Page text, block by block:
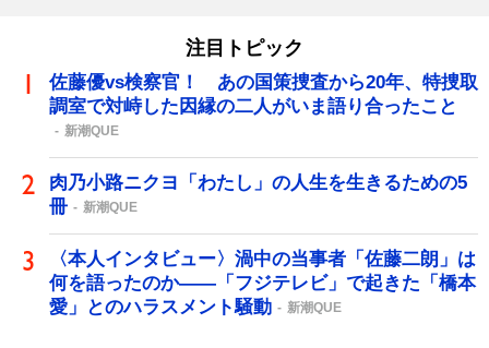
注目トピック
佐藤優vs検察官！ あの国策捜査から20年、特捜取
調室で対峙した因縁の二人がいま語り合ったこと
新潮QUE
肉乃小路ニクヨ「わたし」の人生を生きるための5
冊
新潮QUE
〈本人インタビュー〉渦中の当事者「佐藤二朗」は
何を語ったのか――「フジテレビ」で起きた「橋本
愛」とのハラスメント騒動
新潮QUE